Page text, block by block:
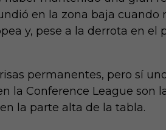
en la zona baja cuando
y, pese a la derrota en el
permanentes, pero sí
la Conference League son
la parte alta de la tabla.